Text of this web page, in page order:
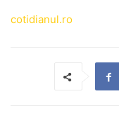
cotidianul.ro